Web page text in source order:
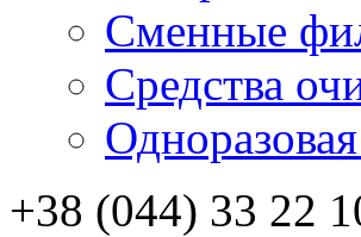
Сменные
Средства
+38 (044) 33 22